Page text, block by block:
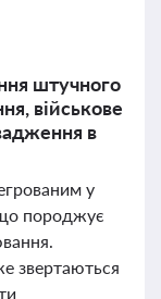
штучного
військове
в
у
що породжує
звертаються